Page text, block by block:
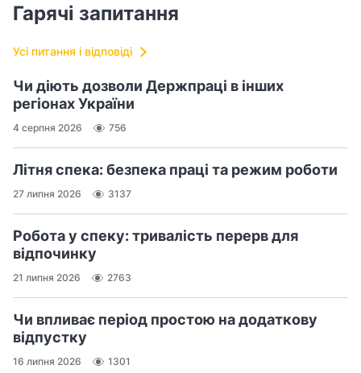
Гарячі запитання
Усі питання і відповіді
Чи діють дозволи Держпраці в інших
регіонах України
4 серпня 2026 756
Літня спека: безпека праці та режим роботи
27 липня 2026 3137
Робота у спеку: тривалість перерв для
відпочинку
21 липня 2026 2763
Чи впливає період простою на додаткову
відпустку
16 липня 2026 1301